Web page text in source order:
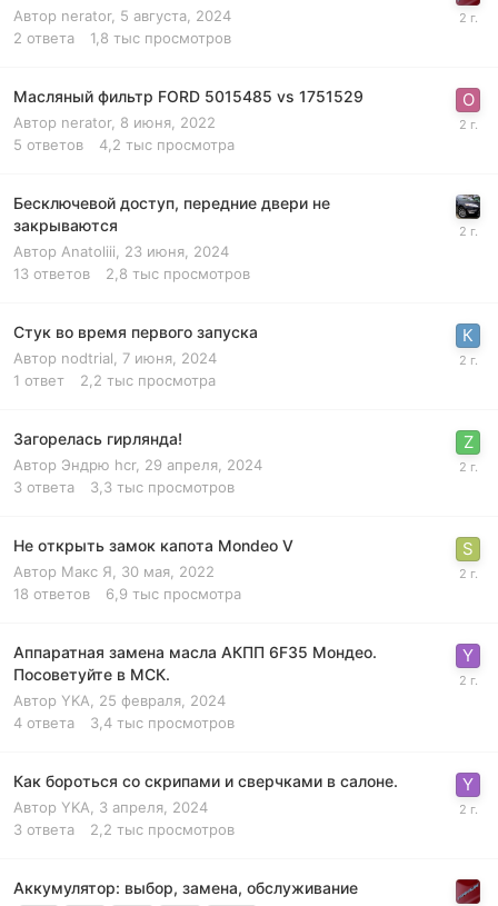
Автор nerator, 5 августа, 2024
2 ответа 1,8 тыс просмотров
Масляный фильтр FORD 5015485 vs 1751529
Автор nerator, 8 июня, 2022
5 ответов 4,2 тыс просмотра
Бесключевой доступ, передние двери не
закрываются
Автор Anatoliii
23 июня, 2024
13 ответов 2,8 тыс просмотров
Стук во время первого запуска
Автор nodtrial
7 июня, 2024
1 ответ 2,2 тыс просмотра
Загорелась гирлянда!
Автор Эндрю hcr, 29 апреля, 2024
3 ответа 3,3 тыс просмотров
Не открыть замок капота Mondeo V
Автор Макс Я
30 мая, 2022
18 ответов 6,9 тыс просмотра
Аппаратная замена масла АКПП 6F35 Мондео.
Посоветуйте в МСК.
Автор YKA
25 февраля, 2024
4 ответа 3,4 тыс просмотров
Как бороться со скрипами и сверчками в салоне.
Автор YKA
3 апреля, 2024
3 ответа 2,2 тыс просмотров
Аккумулятор: выбор, замена, обслуживание